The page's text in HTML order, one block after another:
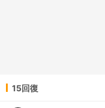
15回復